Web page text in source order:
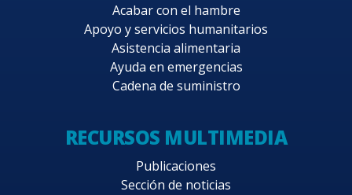
Acabar con el hambre
Apoyo y servicios humanitarios
Asistencia alimentaria
Ayuda en emergencias
Cadena de suministro
RECURSOS MULTIMEDIA
Publicaciones
Sección de noticias